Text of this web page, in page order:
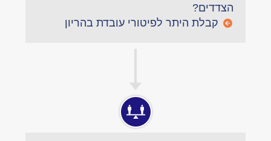
הצדדים?
קבלת היתר לפיטורי עובדת בהריון